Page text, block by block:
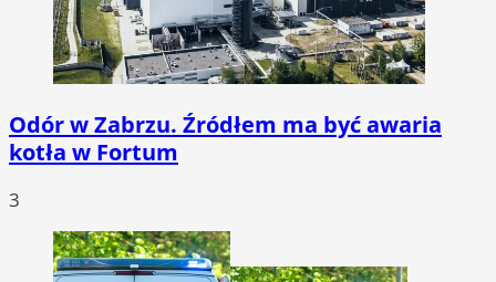
Odór w Zabrzu. Źródłem ma być awaria
kotła w Fortum
3